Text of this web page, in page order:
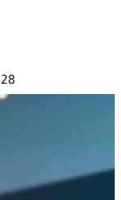
28 شتنبر، 2023